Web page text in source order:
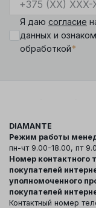
Я даю согласие
данных и
обработкой*
DIAMANTE
Режим работы
пн-чт 9.00-18.00, пт
Номер контактного
покупателей
уполномоченного
покупателей
Контактный номер